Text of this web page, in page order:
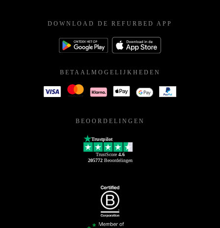
DOWNLOAD DE REFURBED APP
BETAALMOGELIJKHEDEN
BEOORDELINGEN
Trustpilot
TrustScore 4.6
205772Beoordelingen